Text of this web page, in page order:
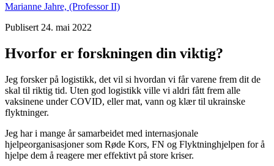
Marianne Jahre, (Professor II)
Publisert 24. mai 2022
Hvorfor er forskningen din viktig?
Jeg forsker på logistikk, det vil si hvordan vi får varene frem dit de
skal til riktig tid. Uten god logistikk ville vi aldri fått frem alle
vaksinene under COVID, eller mat, vann og klær til ukrainske
flyktninger.
Jeg har i mange år samarbeidet med internasjonale
hjelpeorganisasjoner som Røde Kors, FN og Flyktninghjelpen for å
hjelpe dem å reagere mer effektivt på store kriser.